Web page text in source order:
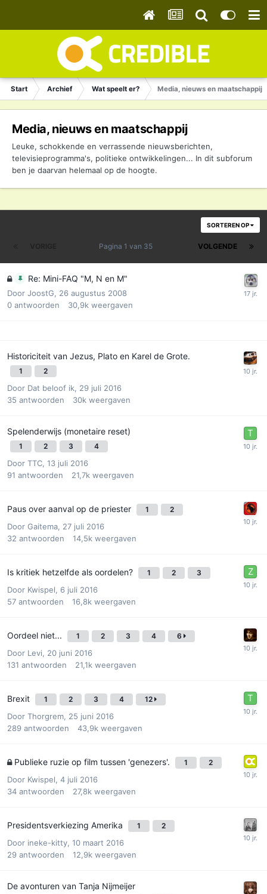
Start Archief Wat speelt er? Media, nieuws en maatschappij
Media, nieuws en maatschappij
Leuke, schokkende en verrassende nieuwsberichten,
televisieprogramma's, politieke ontwikkelingen... In dit subforum
ben je daarvan helemaal op de hoogte.
SORTEREN OP
VOLGENDE
Pagina 1 van 35
Re: Mini-FAQ "M, N en M"
Door JoostG, 26 augustus 2008
0 antwoorden 30,9k weergaven
Historiciteit van Jezus, Plato en Karel de Grote.
1 2
Door Dat beloof ik, 29 juli 2016
35 antwoorden 30k weergaven
Spelenderwijs (monetaire reset)
1 2 3 4
Door TTC, 13 juli 2016
91 antwoorden 21,7k weergaven
Paus over aanval op de priester 1 2
Door Gaitema, 27 juli 2016
32 antwoorden 14,5k weergaven
Is kritiek hetzelfde als oordelen? 1 2 3
Door Kwispel, 6 juli 2016
57 antwoorden 16,8k weergaven
Oordeel niet... 1 2 3 4 6
Door Levi, 20 juni 2016
131 antwoorden 21,1k weergaven
Brexit 1 2 3 4 12
Door Thorgrem, 25 juni 2016
289 antwoorden 43,9k weergaven
Publieke ruzie op film tussen 'genezers'. 1 2
Door Kwispel, 4 juli 2016
34 antwoorden 27,8k weergaven
Presidentsverkiezing Amerika 1 2
Door ineke-kitty, 10 maart 2016
29 antwoorden 12,9k weergaven
De avonturen van Tanja Nijmeijer